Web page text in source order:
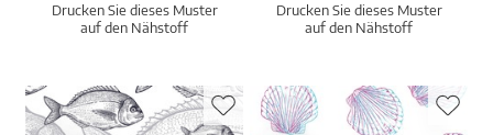
Drucken Sie dieses Muster
auf den Nähstoff
Drucken Sie dieses Muster
auf den Nähstoff